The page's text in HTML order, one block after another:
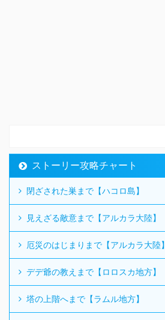
ストーリー攻略チャート
閉ざされた巣まで【ハコロ島】
見えざる敵意まで【アルカラ大陸】
厄災のはじまりまで【アルカラ大陸】
デデ爺の教えまで【ロロスカ地方】
塔の上階へまで【ラムル地方】